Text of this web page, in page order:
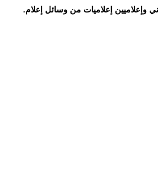
وإعلاميين إعلاميات من وسائل إعلام.